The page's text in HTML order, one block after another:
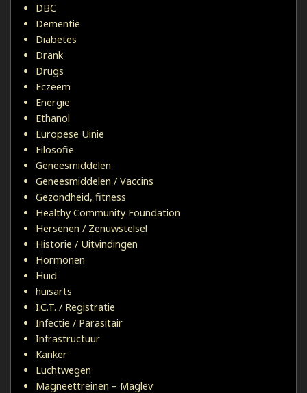
DBC
Dementie
Diabetes
Drank
Drugs
Eczeem
Energie
Ethanol
Europese Uinie
Filosofie
Geneesmiddelen
Geneesmiddelen / Vaccins
Gezondheid, fitness
Healthy Community Foundation
Hersenen / Zenuwstelsel
Historie / Uitvindingen
Hormonen
Huid
huisarts
I.C.T. / Registratie
Infectie / Parasitair
Infrastructuur
Kanker
Luchtwegen
Magneettreinen – Maglev